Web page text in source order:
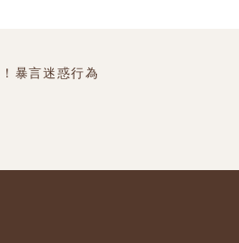
暴言迷惑行為